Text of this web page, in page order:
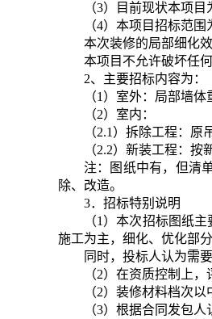
（3）目前现状本项
（4）本项目招标范
本次装修的局部细化效
本项目不允许破坏任何
2、主要招标内容为：
（1）室外：局部墙
（2）室内：
（2.1）拆除工程：原
（2.2）新装工程：
注：图纸中有，但清
除、改造。
3．招标特别说明
（1）本次招标图纸
施工为主，细化、优化部
同时，投标人认为需
（2）在资质控制上
（2）装修材料档次
（3）根据合同发包